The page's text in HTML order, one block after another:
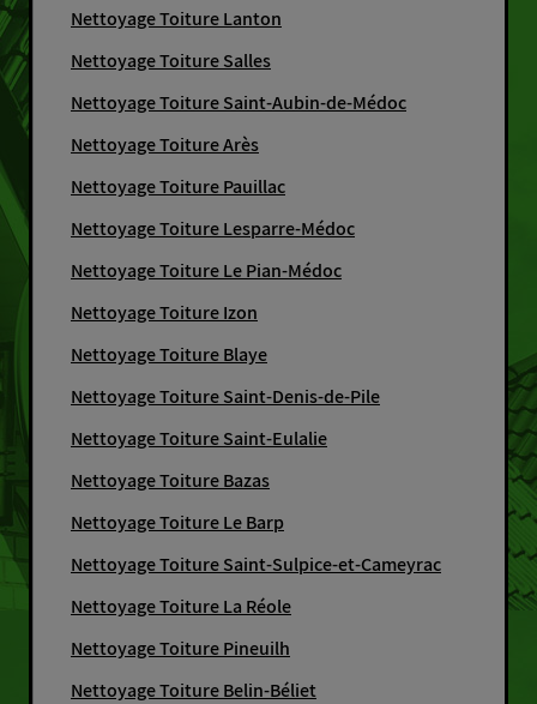
Nettoyage Toiture Lanton
Nettoyage Toiture Salles
Nettoyage Toiture Saint-Aubin-de-Médoc
Nettoyage Toiture Arès
Nettoyage Toiture Pauillac
Nettoyage Toiture Lesparre-Médoc
Nettoyage Toiture Le Pian-Médoc
Nettoyage Toiture Izon
Nettoyage Toiture Blaye
Nettoyage Toiture Saint-Denis-de-Pile
Nettoyage Toiture Saint-Eulalie
Nettoyage Toiture Bazas
Nettoyage Toiture Le Barp
Nettoyage Toiture Saint-Sulpice-et-Cameyrac
Nettoyage Toiture La Réole
Nettoyage Toiture Pineuilh
Nettoyage Toiture Belin-Béliet